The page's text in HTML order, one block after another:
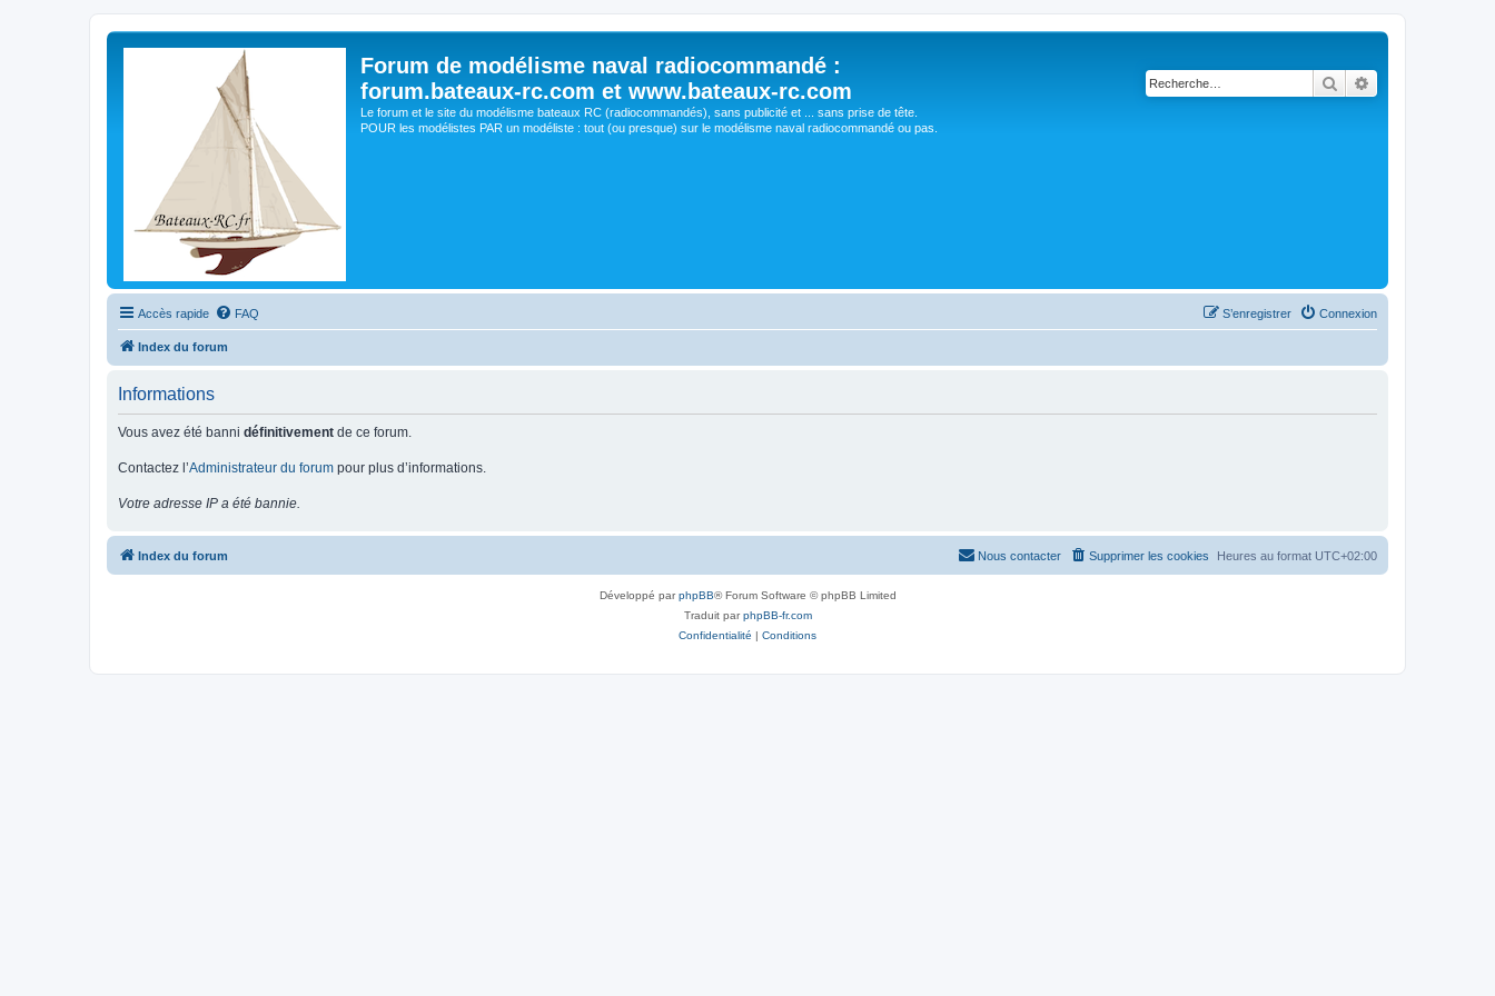
Forum de modélisme naval radiocommandé :
forum.bateaux-rc.com et www.bateaux-rc.com
Le forum et le site du modélisme bateaux RC (radiocommandés), sans publicité et ... sans prise de tête.
POUR les modélistes PAR un modéliste : tout (ou presque) sur le modélisme naval radiocommandé ou pas.
Rechercher
Accès rapide FAQ Connexion
S’enregistrer
Index du forum
Informations
Vous avez été banni définitivement de ce forum.
Contactez l’Administrateur du forum pour plus d’informations.
Votre adresse IP a été bannie.
Index du forum Heures au format UTC+02:00
Supprimer les cookies
Nous contacter
Développé parphpBB® Forum Software © phpBB Limited
Traduit parphpBB-fr.com
Confidentialité | Conditions